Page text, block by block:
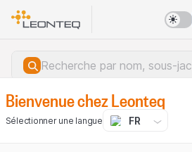
Bienvenue chez Leonteq
Sélectionner une langue FR